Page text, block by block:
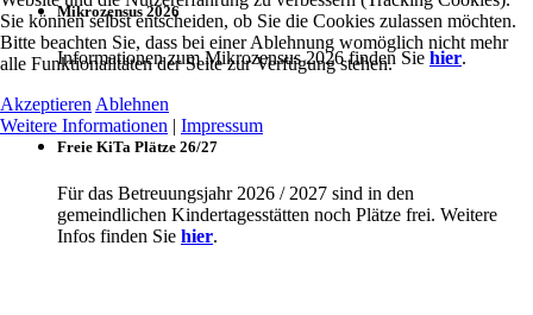
Mikrozensus 2026
Informationen zum Mikrozensus 2026 finden Sie hier.
Freie KiTa Plätze 26/27
Für das Betreuungsjahr 2026 / 2027 sind in den
gemeindlichen Kindertagesstätten noch Plätze frei. Weitere
Infos finden Sie hier.
Sie können selbst entscheiden, ob Sie die Cookies zulassen möchten.
Bitte beachten Sie, dass bei einer Ablehnung womöglich nicht mehr
alle Funktionalitäten der Seite zur Verfügung stehen.
Akzeptieren Ablehnen
Weitere Informationen | Impressum